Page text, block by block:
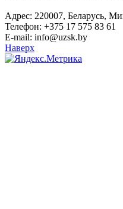
Адрес: 220007, Беларусь,
Телефон: +375 17 575 83 61
E-mail: info@uzsk.by
Наверх